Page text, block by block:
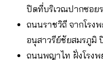
ปิดที่บริเวณปากซอย
ถนนราชวิถี จากโรง
อนุสาวรีย์ชัยสมรภูมิ
ถนนพญาไท ฝั่งโรง